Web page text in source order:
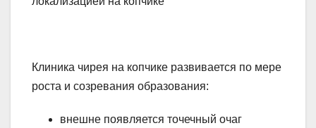
Клиника чирея на копчике развивается по мере
роста и созревания образования:
внешне появляется точечный очаг